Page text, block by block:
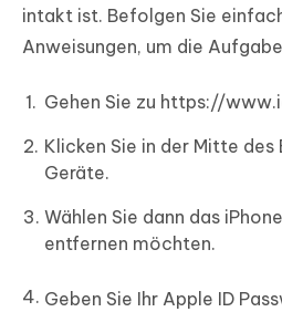
intakt ist. Befolgen Sie
Anweisungen, um die
Gehen Sie zu https://
Klicken Sie in der Mitte
Geräte.
Wählen Sie dann das
entfernen möchten.
Geben Sie Ihr Apple ID